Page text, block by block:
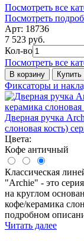
Посмотреть все
Посмотреть
Арт: 18736
7 523 руб.
Кол-во
Посмотреть все
В корзину
Фиксаторы и
Дверная ручка
слоновая кость)
Цвета:
Кофе античный
Классическая
"Archie" - это
на круглом
кофе/керамика
подробном
Читать далее